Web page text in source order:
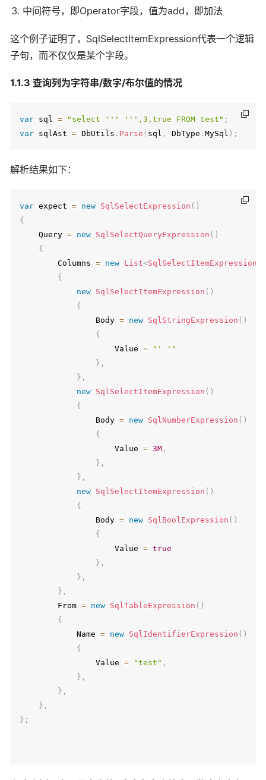
中间符号，即Operator字段，值为add，即加法
这个例子证明了，SqlSelectItemExpression代表一个逻辑
子句，而不仅仅是某个字段。
1.1.3 查询列为字符串/数字/布尔值的情况
var sql = "select ''' ''',3,true FROM test" ;
var sqlAst = DbUtils . Parse ( sql , DbType .MySql ) ;
解析结果如下：
var expect = new SqlSelectExpression ( )
{
    Query
= new SqlSelectQueryExpression ( )
{
        Columns
= new List<SqlSelectItemExpression
{
new SqlSelectItemExpression ( )
{
                Body
= new SqlStringExpression ( )
{
                    Value
=
"' '"
} ,
} ,
new SqlSelectItemExpression ( )
{
                Body
= new SqlNumberExpression ( )
{
                    Value
= 3M ,
} ,
} ,
new SqlSelectItemExpression ( )
{
                Body
= new SqlBoolExpression ( )
{
                    Value
= true
} ,
} ,
} ,
        From
= new SqlTableExpression ( )
{
            Name
= new SqlIdentifierExpression ( )
{
                Value
= "test" ,
} ,
} ,
} ,
} ;